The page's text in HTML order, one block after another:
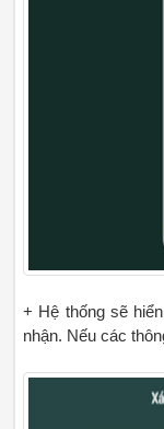
+ Hệ thống sẽ
nhận. Nếu các